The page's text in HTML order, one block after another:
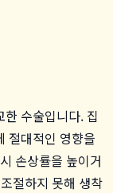
수술입니다. 집
절대적인 영향을
손상률을 높이거
절하지 못해 생착